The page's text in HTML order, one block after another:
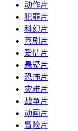
动作片
犯罪片
科幻片
喜剧片
爱情片
悬疑片
恐怖片
灾难片
战争片
动画片
冒险片